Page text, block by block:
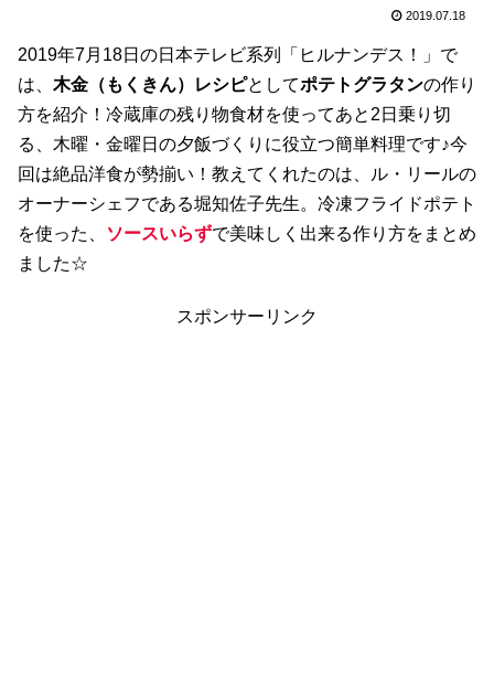
2019.07.18
2019年7月18日の日本テレビ系列「ヒルナンデス！」で
は、 木金（もくきん）レシピとしてポテトグラタンの作り
方を紹介！冷蔵庫の残り物食材を使ってあと2日乗り切
る、木曜・金曜日の夕飯づくりに役立つ簡単料理です♪今
回は絶品洋食が勢揃い！教えてくれたのは、ル・リールの
オーナーシェフである堀知佐子先生。冷凍フライドポテト
を使った、
ソースいらずで美味しく出来る作り方をまとめ
ました☆
スポンサーリンク